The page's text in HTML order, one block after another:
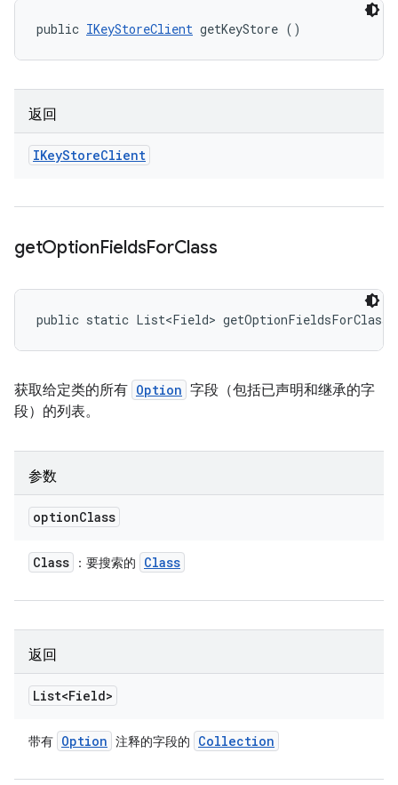
public IKeyStoreClient getKeyStore ()
返回
IKeyStoreClient
getOptionFieldsForClass
public static List<Field> getOptionFieldsForClass
获取给定类的所有 Option 字段（包括已声明和继承的字
段）的列表。
参数
optionClass
Class ：要搜索的 Class
返回
List<Field>
带有 Option 注释的字段的 Collection